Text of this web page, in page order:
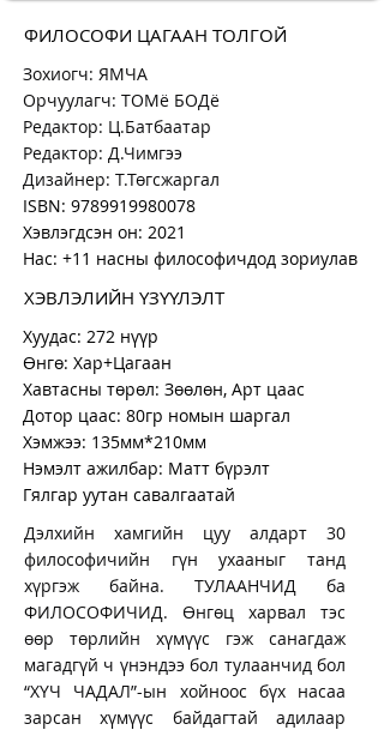
ФИЛОСОФИ ЦАГААН ТОЛГОЙ
Зохиогч: ЯМЧА
Орчуулагч: ТОМё БОДё
Редактор: Ц.Батбаатар
Редактор: Д.Чимгээ
Дизайнер: Т.Төгсжаргал
ISBN: 9789919980078
Хэвлэгдсэн он: 2021
Нас: +11 насны философичдод зориулав
ХЭВЛЭЛИЙН ҮЗҮҮЛЭЛТ
Хуудас: 272 нүүр
Өнгө: Хар+Цагаан
Хавтасны төрөл: Зөөлөн, Арт цаас
Дотор цаас: 80гр номын шаргал
Хэмжээ: 135мм*210мм
Нэмэлт ажилбар: Матт бүрэлт
Гялгар уутан савалгаатай
Дэлхийн хамгийн цуу алдарт 30
философичийн гүн ухааныг танд
хүргэж байна. ТУЛААНЧИД ба
ФИЛОСОФИЧИД. Өнгөц харвал тэс
өөр төрлийн хүмүүс гэж санагдаж
магадгүй ч үнэндээ бол тулаанчид бол
“ХҮЧ ЧАДАЛ”-ын хойноос бүх насаа
зарсан хүмүүс байдагтай адилаар